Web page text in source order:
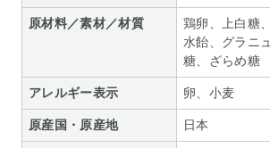
原材料／素材／材質
鶏卵、上白糖
水飴、グラニ
糖、ざらめ糖
アレルギー表示 卵、小麦
原産国・原産地 日本